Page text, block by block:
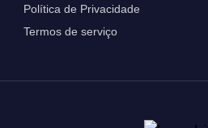
Política de Privacidade
Termos de serviço